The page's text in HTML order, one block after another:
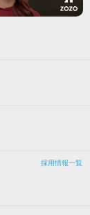
採用情報一覧